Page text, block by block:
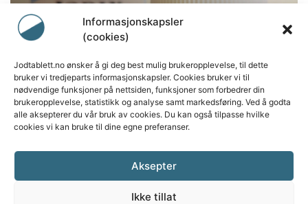
Informasjonskapsler
(cookies)
Jodtablett.no ønsker å gi deg best mulig brukeropplevelse, til dette
bruker vi tredjeparts informasjonskapsler. Cookies bruker vi til
nødvendige funksjoner på nettsiden, funksjoner som forbedrer din
brukeropplevelse, statistikk og analyse samt markedsføring. Ved å godta
alle aksepterer du vår bruk av cookies. Du kan også tilpasse hvilke
cookies vi kan bruke til dine egne preferanser.
Aksepter
Ikke tillat